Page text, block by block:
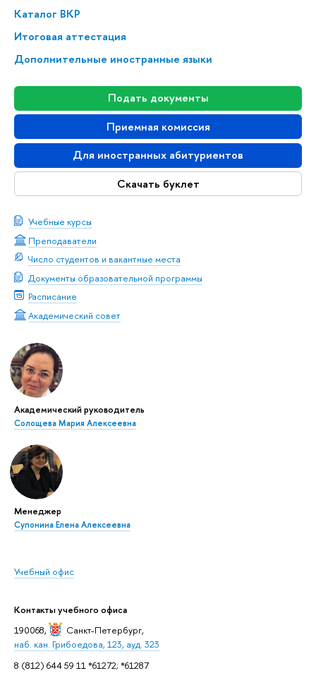
Каталог ВКР
Итоговая аттестация
Дополнительные иностранные языки
Подать документы
Приемная комиссия
Для иностранных абитуриентов
Скачать буклет
Учебные курсы
Преподаватели
Число студентов и вакантные места
Документы образовательной программы
Расписание
Академический совет
Академический руководитель
Солощева Мария Алексеевна
Менеджер
Супонина Елена Алексеевна
Учебный офис
Контакты учебного офиса
190068,
Санкт-Петербург,
наб. кан. Грибоедова, 123, ауд. 323
8 (812) 644 59 11 *61272; *61287